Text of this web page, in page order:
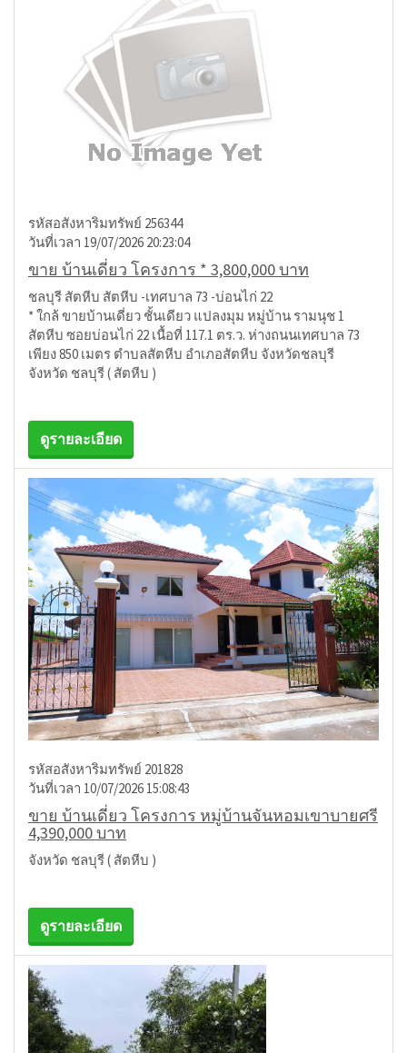
รหัสอสังหาริมทรัพย์ 256344
วันที่เวลา 19/07/2026 20:23:04
ขาย บ้านเดี่ยว โครงการ * 3,800,000 บาท
ชลบุรี สัตหีบ สัตหีบ -เทศบาล 73 -บ่อนไก่ 22
* ใกล้ ขายบ้านเดี่ยว ชั้นเดียว แปลงมุม หมู่บ้าน รามนุช 1
สัตหีบ ซอยบ่อนไก่ 22 เนื้อที่ 117.1 ตร.ว. ห่างถนนเทศบาล 73
เพียง 850 เมตร ตำบลสัตหีบ อำเภอสัตหีบ จังหวัดชลบุรี
จังหวัด ชลบุรี ( สัตหีบ )
ดูรายละเอียด
รหัสอสังหาริมทรัพย์ 201828
วันที่เวลา 10/07/2026 15:08:43
ขาย บ้านเดี่ยว โครงการ หมู่บ้านจันหอมเขาบายศรี
4,390,000 บาท
จังหวัด ชลบุรี ( สัตหีบ )
ดูรายละเอียด